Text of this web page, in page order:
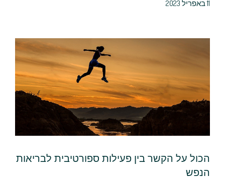
הכול על הקשר בין פעילות ספורטיבית לבריאות
הנפש